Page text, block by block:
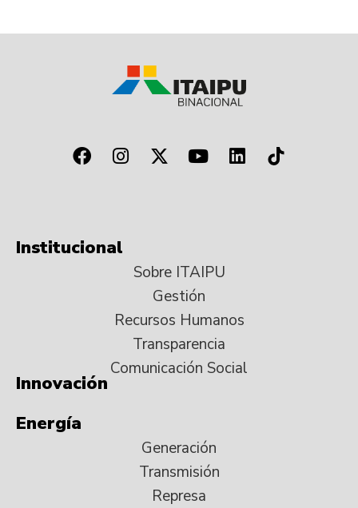
Institucional
Sobre ITAIPU
Gestión
Recursos Humanos
Transparencia
Comunicación Social
Innovación
Energía
Generación
Transmisión
Represa